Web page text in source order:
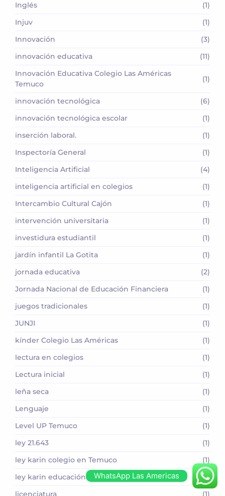
Inglés
(1)
Injuv
(1)
Innovación
(3)
innovación educativa
(11)
Innovación Educativa Colegio Las Américas
Temuco
(1)
innovación tecnológica
(6)
innovación tecnológica escolar
(1)
inserción laboral.
(1)
Inspectoría General
(1)
Inteligencia Artificial
(4)
inteligencia artificial en colegios
(1)
Intercambio Cultural Cajón
(1)
intervención universitaria
(1)
investidura estudiantil
(1)
jardín infantil La Gotita
(1)
jornada educativa
(2)
Jornada Nacional de Educación Financiera
(1)
juegos tradicionales
(1)
JUNJI
(1)
kínder Colegio Las Américas
(1)
lectura en colegios
(1)
Lectura inicial
(1)
leña seca
(1)
Lenguaje
(1)
Level UP Temuco
(1)
ley 21.643
(1)
ley karin colegio en Temuco
(1)
ley karin educación
(1)
WhatsApp Las Americas